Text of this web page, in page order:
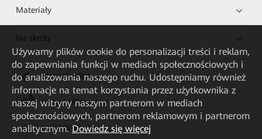
Materiały
Na skróty
HUAWEI eKit App
Huawei HiKnow App
HUAWEI eFly App
Używamy plików cookie do personalizacji treści i reklam,
do zapewniania funkcji w mediach społecznościowych i
do analizowania naszego ruchu. Udostępniamy również
informacje na temat korzystania przez użytkownika z
naszej witryny naszym partnerom w mediach
społecznościowych, partnerom reklamowym i partnerom
analitycznym. Dowiedz się więcej